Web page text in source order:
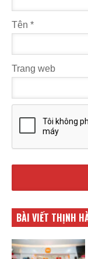
Tên *
Trang web
BÀI VIẾT THỊNH